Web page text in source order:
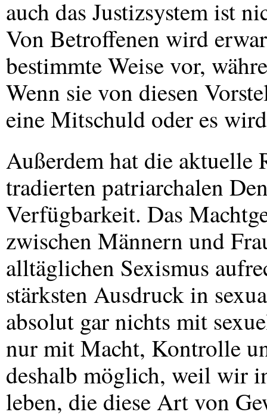
auch das Justizsystem ist
Von Betroffenen wird
bestimmte Weise vor,
Wenn sie von diesen
eine Mitschuld oder es
Außerdem hat die aktuelle
tradierten patriarchalen
Verfügbarkeit. Das
zwischen Männern und
alltäglichen Sexismus
stärksten Ausdruck in
absolut gar nichts mit
nur mit Macht, Kontrolle
deshalb möglich, weil wir
leben, die diese Art von